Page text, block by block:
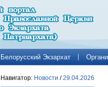
Белорусский Экзархат
Навигатор: Новости /29.04.2026